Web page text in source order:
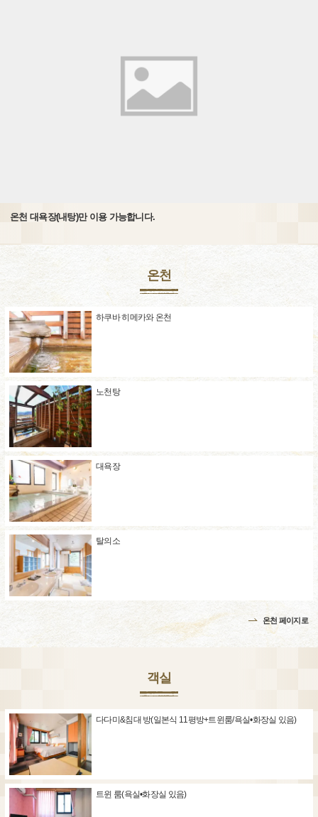
온천 대욕장(내탕)만 이용 가능합니다.
온천
하쿠바 히메카와 온천
노천탕
대욕장
탈의소
온천 페이지로
객실
다다미&침대 방(일본식 11평방+트윈룸/욕실•화장실 있음)
트윈 룸(욕실•화장실 있음)